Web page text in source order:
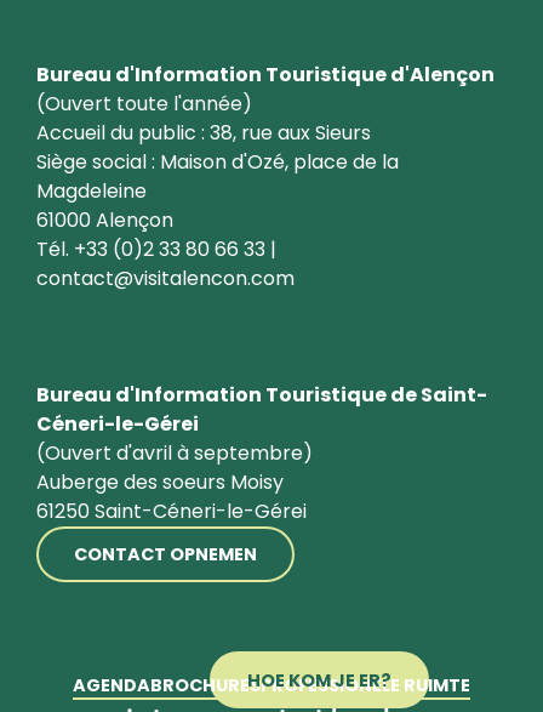
Bureau d'Information Touristique d'Alençon
(Ouvert toute l'année)
Accueil du public : 38, rue aux Sieurs
Siège social : Maison d'Ozé, place de la
Magdeleine
61000 Alençon
Tél. +33 (0)2 33 80 66 33 |
contact@visitalencon.com
Bureau d'Information Touristique de Saint-
Céneri-le-Gérei
(Ouvert d'avril à septembre)
Auberge des soeurs Moisy
61250 Saint-Céneri-le-Gérei
CONTACT OPNEMEN
HOE KOM JE ER?
AGENDABROCHURESPROFESSIONELE RUIMTE